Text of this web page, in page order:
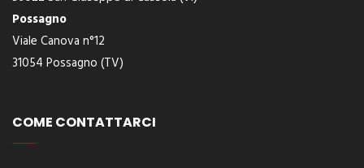
Possagno
Viale Canova n°12
31054 Possagno (TV)
COME CONTATTARCI